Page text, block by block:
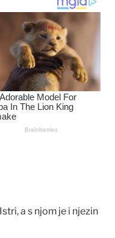
a s njom je i njezin